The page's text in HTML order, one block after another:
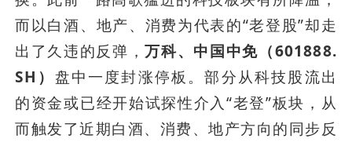
而以白酒、地产、消费为代表的“老登股”却走
出了久违的反弹，万科、中国中免（601888.
SH） 盘中一度封涨停板。部分从科技股流出
的资金或已经开始试探性介入“老登”板块，从
而触发了近期白酒、消费、地产方向的同步反